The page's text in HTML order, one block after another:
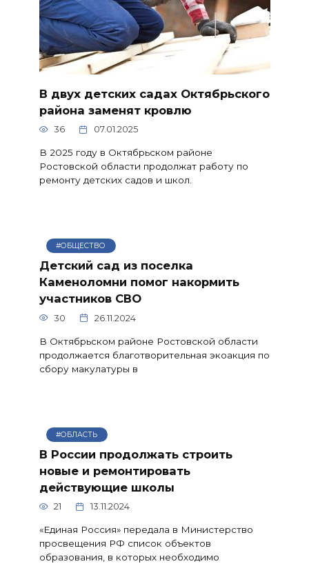
В двух детских садах Октябрьского
района заменят кровлю
36 07.01.2025
В 2025 году в Октябрьском районе
Ростовской области продолжат работу по
ремонту детских садов и школ.
#ОБЩЕСТВО
Детский сад из поселка
Каменоломни помог накормить
участников СВО
30 26.11.2024
В Октябрьском районе Ростовской области
продолжается благотворительная экоакция по
сбору макулатуры в
#ОБЛАСТЬ
В России продолжать строить
новые и ремонтировать
действующие школы
21 13.11.2024
«Единая Россия» передала в Министерство
просвещения РФ список объектов
образования, в которых необходимо